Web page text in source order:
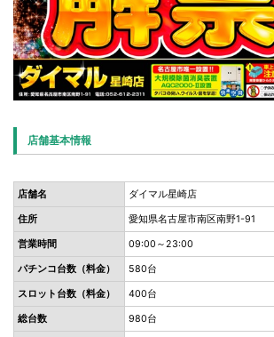
店舗基本情報
店舗名 ダイマル星崎店
住所 愛知県名古屋市南区南野1-91
営業時間 09:00～23:00
パチンコ台数（料金） 580台
スロット台数（料金） 400台
総台数 980台